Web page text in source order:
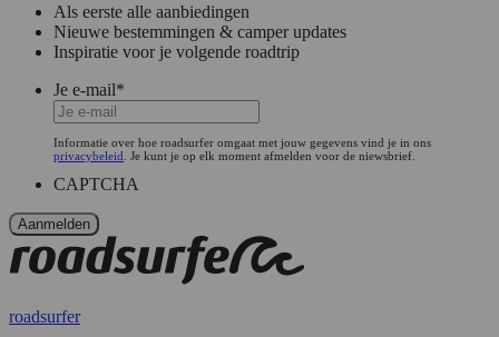
Als eerste alle aanbiedingen
Nieuwe bestemmingen & camper updates
Inspiratie voor je volgende roadtrip
Je e-mail*
Informatie over hoe roadsurfer omgaat met jouw gegevens vind je in ons
privacybeleid . Je kunt je op elk moment afmelden voor de niewsbrief.
CAPTCHA
roadsurfer